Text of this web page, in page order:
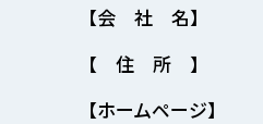
【会 社 名】
【 住 所 】
【ホームページ】